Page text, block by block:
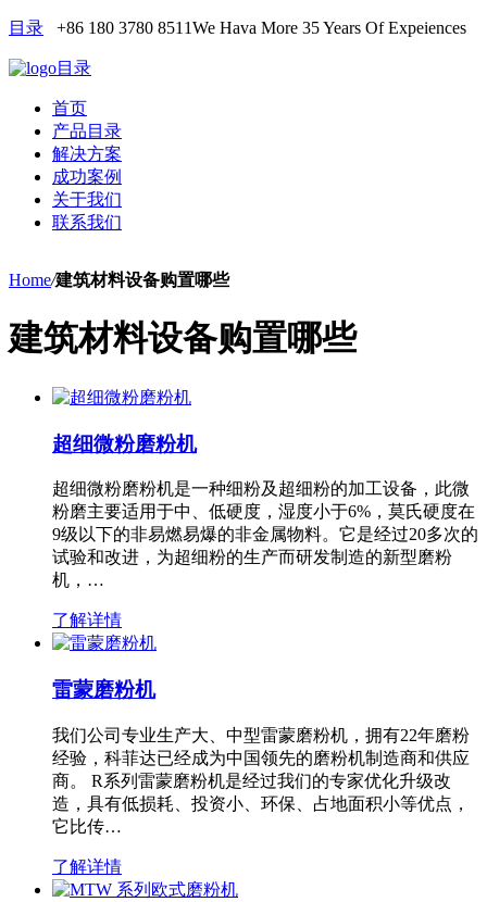
目录 +86 180 3780 8511We Hava More 35 Years Of Expeiences
目录
首页
产品目录
解决方案
成功案例
关于我们
联系我们
Home/建筑材料设备购置哪些
建筑材料设备购置哪些
超细微粉磨粉机
超细微粉磨粉机是一种细粉及超细粉的加工设备，此微
粉磨主要适用于中、低硬度，湿度小于6%，莫氏硬度在
9级以下的非易燃易爆的非金属物料。它是经过20多次的
试验和改进，为超细粉的生产而研发制造的新型磨粉
机，…
了解详情
雷蒙磨粉机
我们公司专业生产大、中型雷蒙磨粉机，拥有22年磨粉
经验，科菲达已经成为中国领先的磨粉机制造商和供应
商。 R系列雷蒙磨粉机是经过我们的专家优化升级改
造，具有低损耗、投资小、环保、占地面积小等优点，
它比传…
了解详情